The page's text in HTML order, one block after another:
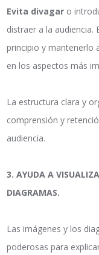
Evita divagar o
distraer a la audiencia.
principio y mantenerlo
en los aspectos más
La estructura clara y
comprensión y
audiencia.
3. AYUDA A
DIAGRAMAS.
Las imágenes y los
poderosas para